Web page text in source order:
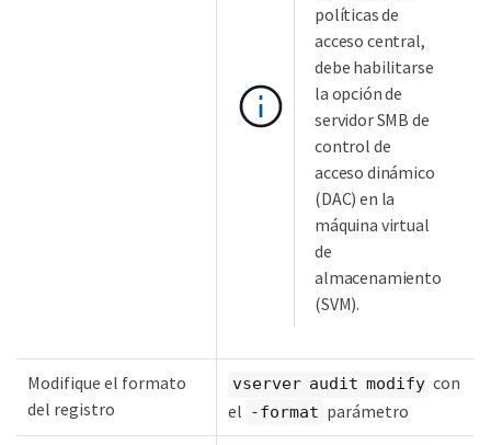
políticas de
acceso central,
debe habilitarse
la opción de
servidor SMB de
control de
acceso dinámico
(DAC) en la
máquina virtual
de
almacenamiento
(SVM).
Modifique el formato
del registro
vserver audit modify con
el -format parámetro